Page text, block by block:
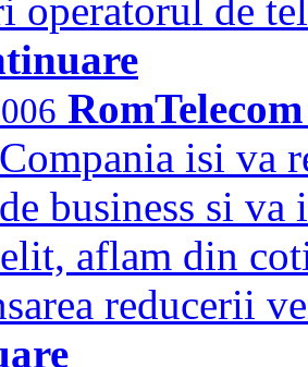
operatorul de
Compania isi va
de business si
aflam din
reducerii